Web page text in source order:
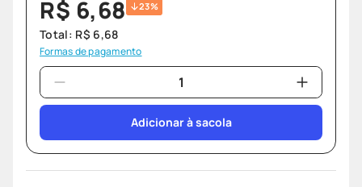
R$ 6,68 23%
Total: R$ 6,68
Formas de pagamento
Adicionar à sacola